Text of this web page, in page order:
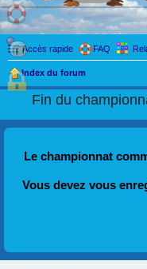
Accès rapide FAQ
Index du forum
Fin du
Le championnat
Vous devez vous